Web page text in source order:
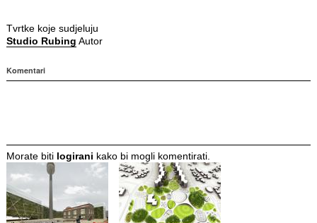
Tvrtke koje sudjeluju
Studio Rubing Autor
Komentari
Morate biti logirani kako bi mogli komentirati.